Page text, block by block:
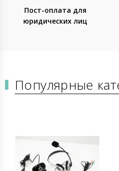
Пост-оплата для
юридических лиц
Популярные